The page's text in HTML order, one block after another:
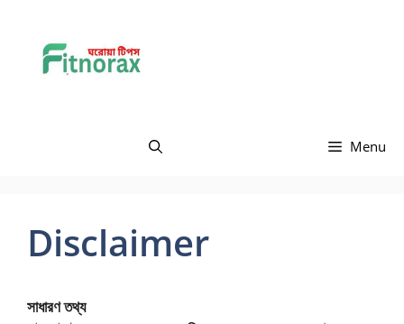
content
Menu
Disclaimer
সাধারণ তথ্য